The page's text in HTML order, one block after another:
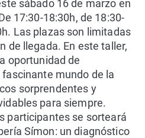
sábado 16 de marzo en
17:30-18:30h, de 18:30-
Las plazas son limitadas
de llegada. En este taller,
oportunidad de
mundo de la
sorprendentes y
para siempre.
participantes se sorteará
Símon: un diagnóstico